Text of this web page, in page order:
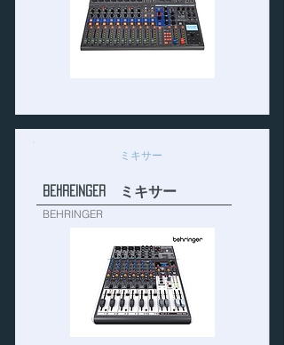
ミキサー
BEHREINGER ミキサー
BEHRINGER